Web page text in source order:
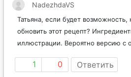
NadezhdaVS
Татьяна, если будет
обновить этот рецепт?
иллюстрации. Вероятно версию с
1 0 Ответить